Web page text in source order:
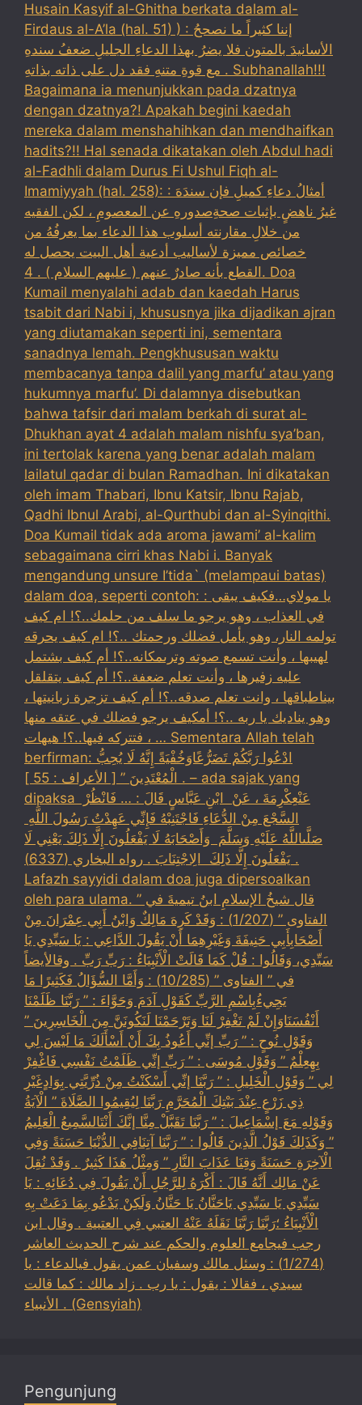
Husain Kasyif al-Ghitha berkata dalam al-
Firdaus al-A’la (hal. 51) ) : إننا كثيراً ما نصححُ
الأسانيدَ بالمتون فلا يضرُ بهذا الدعاءِ الجليلِ ضعفُ سندهِ
مع قوةِ متنهِ فقد دل على ذاته بذاتهِ . Subhanallah!!!
Bagaimana ia menunjukkan pada dzatnya
dengan dzatnya?! Apakah begini kaedah
mereka dalam menshahihkan dan mendhaifkan
hadits?!! Hal senada dikatakan oleh Abdul hadi
al-Fadhli dalam Durus Fi Ushul Fiqh al-
Imamiyyah (hal. 258): : أمثالُ دعاءِ كميلِ فإن سندَهَ
غيرُ ناهضٍ بإثبات صحةِصدورهِ عن المعصومِ ، لكن الفقيه
من خلالِ مقارنته أسلوب هذا الدعاء بما يعرفُهُ من
خصائص مميزة لأساليب أدعية أهل البيت يحصل له
القطع بأنه صادرٌ عنهم ( عليهم السلام ) . 4. Doa
Kumail menyalahi adab dan kaedah Harus
tsabit dari Nabi i, khususnya jika dijadikan ajran
yang diutamakan seperti ini, sementara
sanadnya lemah. Pengkhususan waktu
membacanya tanpa dalil yang marfu’ atau yang
hukumnya marfu’. Di dalamnya disebutkan
bahwa tafsir dari malam berkah di surat al-
Dhukhan ayat 4 adalah malam nishfu sya’ban,
ini tertolak karena yang benar adalah malam
lailatul qadar di bulan Ramadhan. Ini dikatakan
oleh imam Thabari, Ibnu Katsir, Ibnu Rajab,
Qadhi Ibnul Arabi, al-Qurthubi dan al-Syinqithi.
Doa Kumail tidak ada aroma jawami’ al-kalim
sebagaimana cirri khas Nabi i. Banyak
mengandung unsure I’tida` (melampaui batas)
dalam doa, seperti contoh: : يا مولاي…فكيف يبقى
في العذاب ، وهو يرجو ما سلف من حلمك..؟! ام كيف
تولمه النار، وهو يأمل فضلك ورحمتك ..؟! ام كيف يحرقه
لهيبها ، وأنت تسمع صوته وترىمكانه..؟! أم كيف بشتمل
عليه زفيرها ، وأنت تعلم ضعفة..؟! أم كيف يتقلقل
بيناطباقها ، وانت تعلم صدقه..؟! أم كيف تزجرة زبانيتها ،
وهو يناديك يا ربه ..؟! أمكيف يرجو فضلك في عتقه منها
، فتتركه فيها..؟! هيهات … Sementara Allah telah
berfirman: ادْعُوا رَبَّكُمْ تَضَرُّعًاوَخُفْيَةً إِنَّهُ لَا يُحِبُّ
الْمُعْتَدِينَ ” [ الأعراف : 55 ] . – ada sajak yang
dipaksa ‏عَنْ‏‏عِكْرِمَةَ ‏، ‏عَنْ ‏ ‏ابْنِ عَبَّاسٍ ‏‏قَالَ : … فَانْظُرْ ‏‏
السَّجْعَ ‏‏مِنْ الدُّعَاءِ فَاجْتَنِبْهُ فَإِنِّي عَهِدْتُ رَسُولَ اللَّهِ ‏
‏صَلَّىاللَّهُ عَلَيْهِ وَسَلَّمَ ‏ ‏وَأَصْحَابَهُ لَا يَفْعَلُونَ إِلَّا ذَلِكَ ‏‏يَعْنِي لَا
يَفْعَلُونَ إِلَّا ذَلِكَ ‏ ‏الِاجْتِنَابَ . رواه البخاري (6337) .
Lafazh sayyidi dalam doa juga dipersoalkan
oleh para ulama. قال شيخُ الإسلامِ ابنُ تيميةَ في ”
الفتاوى ” (1/207) : وَقَدْ كَرِهَ مَالِكٌ وَابْنُ أَبِي عِمْرَانَ مِنْ
أَصْحَابِأَبِي حَنِيفَةَ وَغَيْرِهِمَا أَنْ يَقُولَ الدَّاعِي : يَا سَيِّدِي يَا
سَيِّدِي، وَقَالُوا : قُلْ كَمَا قَالَتْ الْأَنْبِيَاءُ : رَبِّ رَبِّ . وقالأيضاً
في ” الفتاوى ” (10/285) : وَأَمَّا السُّؤَالُ فَكَثِيرًا مَا
يَجِيءُبِاسْمِ الرَّبِّ كَقَوْلِ آدَمَ وَحَوَّاءَ : ” رَبَّنَا ظَلَمْنَا
أَنْفُسَنَاوَإِنْ لَمْ تَغْفِرْ لَنَا وَتَرْحَمْنَا لَنَكُونَنَّ مِنَ الْخَاسِرِينَ ”
وَقَوْلِ نُوحٍ : ” رَبِّ إنِّي أَعُوذُ بِكَ أَنْ أَسْأَلَكَ مَا لَيْسَ لِي
بِهِعِلْمٌ ” وَقَوْلِ مُوسَى : ” رَبِّ إنِّي ظَلَمْتُ نَفْسِي فَاغْفِرْ
لِي ” وَقَوْلِ الْخَلِيلِ : ” رَبَّنَا إنِّي أَسْكَنْتُ مِنْ ذُرِّيَّتِي بِوَادٍغَيْرِ
ذِي زَرْعٍ عِنْدَ بَيْتِكَ الْمُحَرَّمِ رَبَّنَا لِيُقِيمُوا الصَّلَاةَ ” الْآيَةُ
وَقَوْلِهِ مَعَ إسْمَاعِيلَ : ” رَبَّنَا تَقَبَّلْ مِنَّا إنَّكَ أَنْتَالسَّمِيعُ الْعَلِيمُ
” وَكَذَلِكَ قَوْلُ الَّذِينَ قَالُوا : ” رَبَّنَا آتِنَافِي الدُّنْيَا حَسَنَةً وَفِي
الْآخِرَةِ حَسَنَةً وَقِنَا عَذَابَ النَّارِ ” وَمِثْلُ هَذَا كَثِيرٌ . وَقَدْ نُقِلَ
عَنْ مَالِك أَنَّهُ قَالَ : أَكْرَهُ لِلرَّجُلِ أَنْ يَقُولَ فِي دُعَائِهِ : يَا
سَيِّدِي يَا سَيِّدِي يَاحَنَّانُ يَا حَنَّانُ وَلَكِنْ يَدْعُو بِمَا دَعَتْ بِهِ
الْأَنْبِيَاءُ ؛رَبَّنَا رَبَّنَا نَقَلَهُ عَنْهُ العتبي فِي العتبية . وقال ابن
رجب فيجامع العلوم والحكم عند شرح الحديث العاشر
(1/274) : وسئل مالك وسفيان عمن يقول فيالدعاء : يا
سيدي ، فقالا : يقول : يا رب . زاد مالك : كما قالت
الأنبياء . (Gensyiah)
Pengunjung